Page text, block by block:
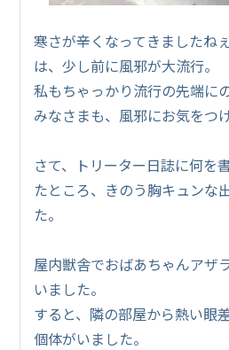
寒さが辛くなってきましたね
は、少し前に風邪が大流行。
私もちゃっかり流行の先端に
みなさまも、風邪にお気をつ
さて、トリーター日誌に何を
たところ、きのう胸キュンな
た。
屋内獣舎でおばあちゃんアザ
いました。
すると、隣の部屋から熱い眼
個体がいました。